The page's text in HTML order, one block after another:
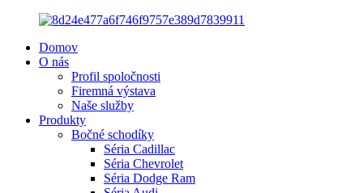
Domov
O nás
Profil spoločnosti
Firemná výstava
Naše služby
Produkty
Bočné schodíky
Séria Cadillac
Séria Chevrolet
Séria Dodge Ram